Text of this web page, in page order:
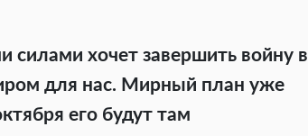
силами хочет завершить войну в
для нас. Мирный план уже
его будут там